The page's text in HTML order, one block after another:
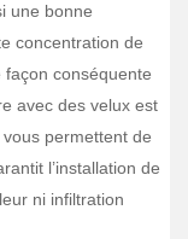
une bonne
concentration de
façon conséquente
avec des velux est
permettent de
l’installation de
ni infiltration